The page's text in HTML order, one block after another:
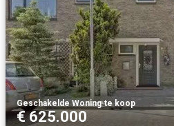
Geschakelde Woning·te koop
€ 625.000